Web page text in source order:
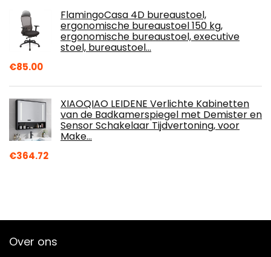
FlamingoCasa 4D bureaustoel,
ergonomische bureaustoel 150 kg,
ergonomische bureaustoel, executive
stoel, bureaustoel…
€85.00
XIAOQIAO LEIDENE Verlichte Kabinetten
van de Badkamerspiegel met Demister en
Sensor Schakelaar Tijdvertoning, voor
Make…
€364.72
Over ons